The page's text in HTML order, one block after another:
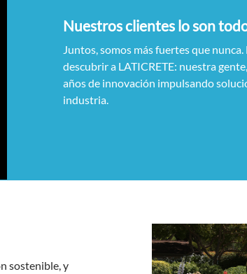
Nuestros clientes lo son
Juntos, somos más fuertes que
descubrir a LATICRETE: nuestra
años de innovación impulsando
industria.
sostenible, y